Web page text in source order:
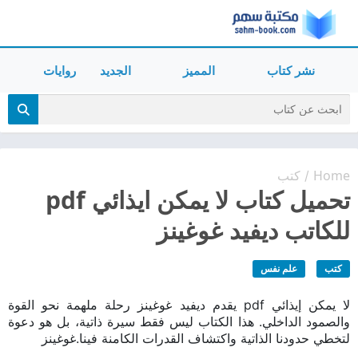
نشر كتاب المميز الجديد روايات
Home
/ كتب
تحميل كتاب لا يمكن ايذائي pdf
للكاتب ديفيد غوغينز
كتب علم نفس
لا يمكن إيذائي pdf يقدم ديفيد غوغينز رحلة ملهمة نحو القوة
والصمود الداخلي. هذا الكتاب ليس فقط سيرة ذاتية، بل هو دعوة
لتخطي حدودنا الذاتية واكتشاف القدرات الكامنة فينا.غوغينز